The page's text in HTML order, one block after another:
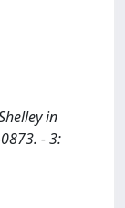
in
- 3: